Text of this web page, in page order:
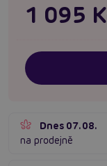
1 095
Dnes 07.08.
na prodejně